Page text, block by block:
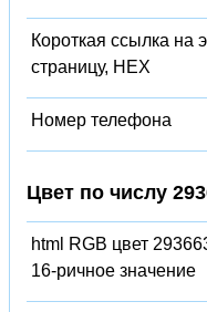
Короткая ссылка на
страницу, HEX
Номер телефона
Цвет по числу
html RGB цвет
16-ричное значение